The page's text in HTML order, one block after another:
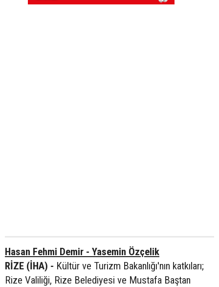
Hasan Fehmi Demir - Yasemin Özçelik
RİZE (İHA) - Kültür ve Turizm Bakanlığı'nın katkıları;
Rize Valiliği, Rize Belediyesi ve Mustafa Baştan